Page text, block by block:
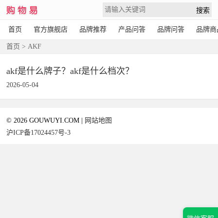
首页 官方旗舰店 品牌推荐 产品问答 品牌问答 品牌商
首页 > AKF
akf是什么牌子？akf是什么档次？
2026-05-04
© 2026 GOUWUYI.COM |
网站地图
沪ICP备17024457号-3